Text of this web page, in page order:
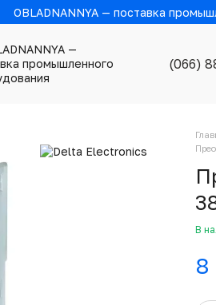
OBLADNANNYA — поставка
(066)
В
8